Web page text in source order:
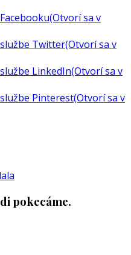
sa v
Twitter(Otvorí sa v
LinkedIn(Otvorí sa v
Pinterest(Otvorí sa v
pokecáme.